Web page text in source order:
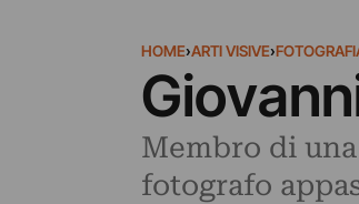
HOME›ARTI VISIVE›
Membro di
fotografo